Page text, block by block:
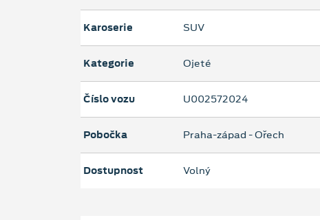
Karoserie SUV
Kategorie Ojeté
Číslo vozu U002572024
Pobočka Praha-západ - Ořech
Dostupnost Volný